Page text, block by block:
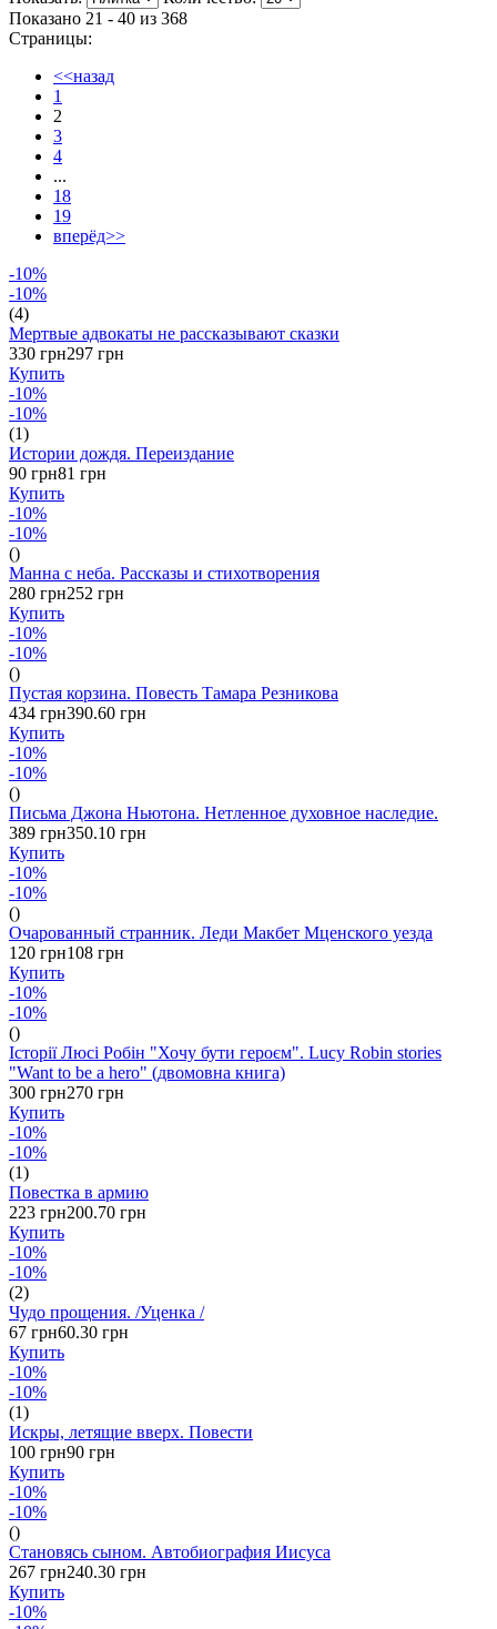
Показано 21 - 40 из 368
Страницы:
<<назад
1
2
3
4
...
18
19
вперёд>>
-10%
-10%
(4)
Мертвые адвокаты не рассказывают сказки
330 грн297 грн
Купить
-10%
-10%
(1)
Истории дождя. Переиздание
90 грн81 грн
Купить
-10%
-10%
()
Манна с неба. Рассказы и стихотворения
280 грн252 грн
Купить
-10%
-10%
()
Пустая корзина. Повесть Тамара Резникова
434 грн390.60 грн
Купить
-10%
-10%
()
Письма Джона Ньютона. Нетленное духовное наследие.
389 грн350.10 грн
Купить
-10%
-10%
()
Очарованный странник. Леди Макбет Мценского уезда
120 грн108 грн
Купить
-10%
-10%
()
Історії Люсі Робін "Хочу бути героєм". Lucy Robin stories
"Want to be a hero" (двомовна книга)
300 грн270 грн
Купить
-10%
-10%
(1)
Повестка в армию
223 грн200.70 грн
Купить
-10%
-10%
(2)
Чудо прощения. /Уценка /
67 грн60.30 грн
Купить
-10%
-10%
(1)
Искры, летящие вверх. Повести
100 грн90 грн
Купить
-10%
-10%
()
Становясь сыном. Автобиография Иисуса
267 грн240.30 грн
Купить
-10%